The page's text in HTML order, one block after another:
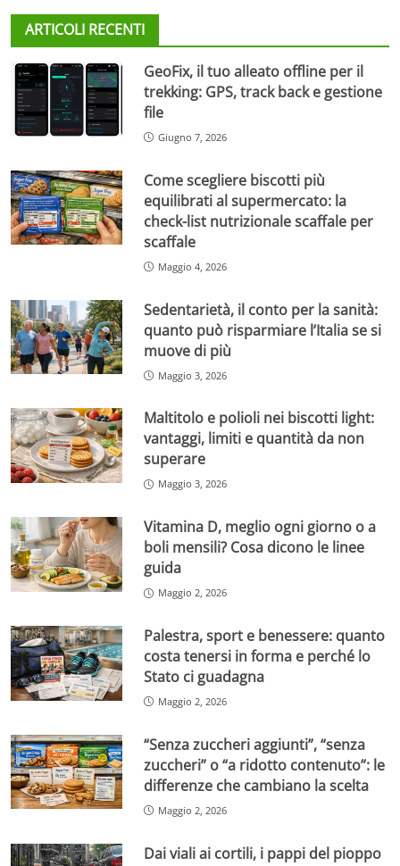
ARTICOLI RECENTI
GeoFix, il tuo alleato offline per il
trekking: GPS, track back e gestione
file
Giugno 7, 2026
Come scegliere biscotti più
equilibrati al supermercato: la
check-list nutrizionale scaffale per
scaffale
Maggio 4, 2026
Sedentarietà, il conto per la sanità:
quanto può risparmiare l’Italia se si
muove di più
Maggio 3, 2026
Maltitolo e polioli nei biscotti light:
vantaggi, limiti e quantità da non
superare
Maggio 3, 2026
Vitamina D, meglio ogni giorno o a
boli mensili? Cosa dicono le linee
guida
Maggio 2, 2026
Palestra, sport e benessere: quanto
costa tenersi in forma e perché lo
Stato ci guadagna
Maggio 2, 2026
“Senza zuccheri aggiunti”, “senza
zuccheri” o “a ridotto contenuto”: le
differenze che cambiano la scelta
Maggio 2, 2026
Dai viali ai cortili, i pappi del pioppo